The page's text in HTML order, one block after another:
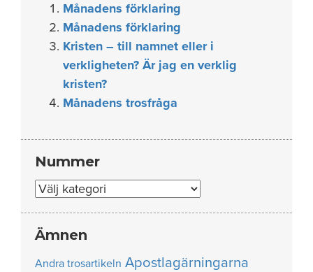
Månadens förklaring
Månadens förklaring
Kristen – till namnet eller i
verkligheten? Är jag en verklig
kristen?
Månadens trosfråga
Nummer
Nummer
Ämnen
Andra trosartikeln Apostlagärningarna